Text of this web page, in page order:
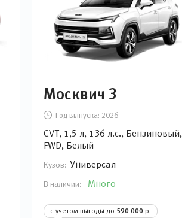
Москвич 3
Год выпуска: 2026
CVT, 1,5 л, 136 л.с., Бензиновый,
FWD, Белый
Кузов: Универсал
В наличии: Много
с учетом выгоды до 590 000 р.